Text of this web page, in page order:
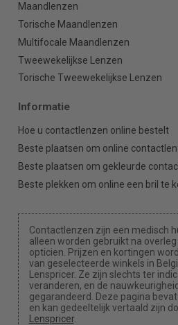
Maandlenzen
Torische Maandlenzen
Multifocale Maandlenzen
Tweewekelijkse Lenzen
Torische Tweewekelijkse Lenzen
Informatie
Hoe u contactlenzen online bestelt
Beste plaatsen om online
Beste plaatsen om gekleurde
Beste plekken om online een bril te
Contactlenzen zijn een medisch
alleen worden gebruikt na
opticien. Prijzen en kortingen
van geselecteerde winkels in
Lenspricer. Ze zijn slechts ter
veranderen, en de
gegarandeerd. Deze pagina
en kan gedeeltelijk vertaald zijn
Lenspricer.